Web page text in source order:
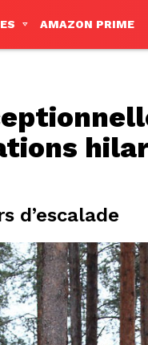
AMAZON PRIME
d’escalade